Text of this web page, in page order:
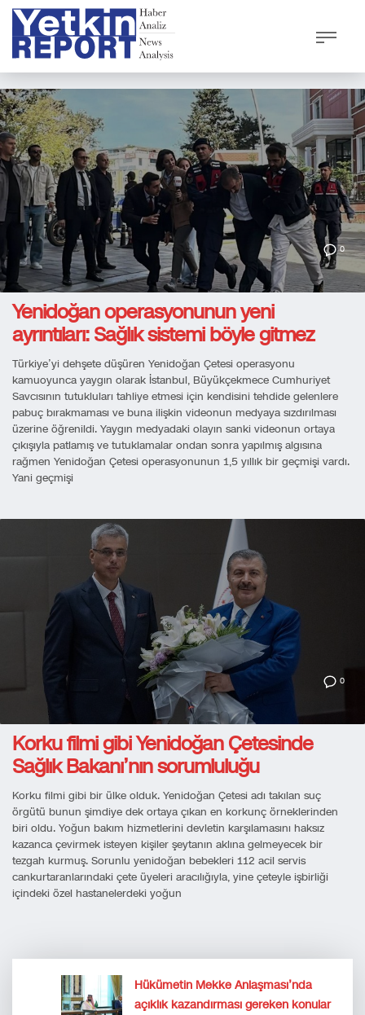
0
Yenidoğan operasyonunun yeni
ayrıntıları: Sağlık sistemi böyle gitmez
Türkiye’yi dehşete düşüren Yenidoğan Çetesi operasyonu
kamuoyunca yaygın olarak İstanbul, Büyükçekmece Cumhuriyet
Savcısının tutukluları tahliye etmesi için kendisini tehdide gelenlere
pabuç bırakmaması ve buna ilişkin videonun medyaya sızdırılması
üzerine öğrenildi. Yaygın medyadaki olayın sanki videonun ortaya
çıkışıyla patlamış ve tutuklamalar ondan sonra yapılmış algısına
rağmen Yenidoğan Çetesi operasyonunun 1,5 yıllık bir geçmişi vardı.
Yani geçmişi
0
Korku filmi gibi Yenidoğan Çetesinde
Sağlık Bakanı’nın sorumluluğu
Korku filmi gibi bir ülke olduk. Yenidoğan Çetesi adı takılan suç
örgütü bunun şimdiye dek ortaya çıkan en korkunç örneklerinden
biri oldu. Yoğun bakım hizmetlerini devletin karşılamasını haksız
kazanca çevirmek isteyen kişiler şeytanın aklına gelmeyecek bir
tezgah kurmuş. Sorunlu yenidoğan bebekleri 112 acil servis
cankurtaranlarındaki çete üyeleri aracılığıyla, yine çeteyle işbirliği
içindeki özel hastanelerdeki yoğun
Hükümetin Mekke Anlaşması’nda
açıklık kazandırması gereken konular